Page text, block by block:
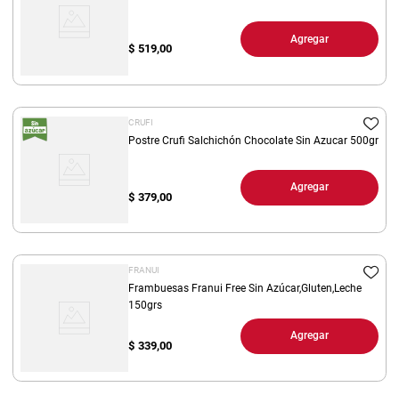
$ 519,00
Agregar
CRUFI
Postre Crufi Salchichón Chocolate Sin Azucar 500gr
$ 379,00
Agregar
FRANUI
Frambuesas Franui Free Sin Azúcar,Gluten,Leche
150grs
$ 339,00
Agregar